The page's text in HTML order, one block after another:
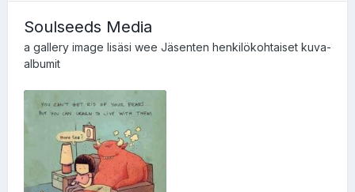
Soulseeds Media
a gallery image lisäsi wee Jäsenten henkilökohtaiset kuva-
albumit